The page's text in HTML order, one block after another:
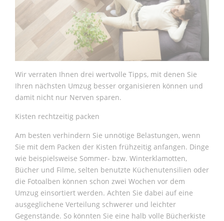
Wir verraten Ihnen drei wertvolle Tipps, mit denen Sie
Ihren nächsten Umzug besser organisieren können und
damit nicht nur Nerven sparen.
Kisten rechtzeitig packen
Am besten verhindern Sie unnötige Belastungen, wenn
Sie mit dem Packen der Kisten frühzeitig anfangen. Dinge
wie beispielsweise Sommer- bzw. Winterklamotten,
Bücher und Filme, selten benutzte Küchenutensilien oder
die Fotoalben können schon zwei Wochen vor dem
Umzug einsortiert werden. Achten Sie dabei auf eine
ausgeglichene Verteilung schwerer und leichter
Gegenstände. So könnten Sie eine halb volle Bücherkiste